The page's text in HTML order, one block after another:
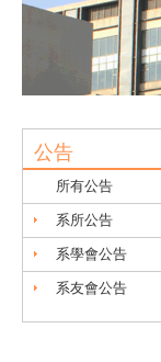
公告
所有公告
系所公告
系學會公告
系友會公告